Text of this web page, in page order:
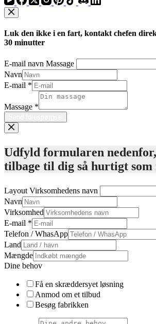
Luk den ikke i en fart, kontakt chefen
30 minutter
E-mail navn Massage
Navn
E-mail *
Massage *
Udfyld formularen
tilbage til dig så hurtigt
Layout Virksomhedens navn
Navn
Virksomhed
E-mail *
Telefon / WhasApp
Land
Mængde
Dine behov
Få en skræddersyet løsning
Anmod om et tilbud
Besøg fabrikken